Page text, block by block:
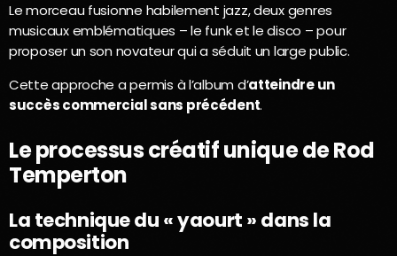
Le morceau fusionne habilement jazz, deux genres
musicaux emblématiques – le funk et le disco – pour
proposer un son novateur qui a séduit un large public.
Cette approche a permis à l’album d’atteindre un
succès commercial sans précédent.
Le processus créatif unique de Rod
Temperton
La technique du « yaourt » dans la
composition